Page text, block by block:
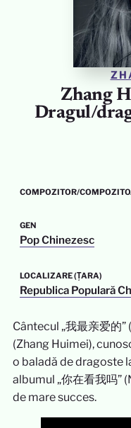
Zhang
Dragul/
COMPOZITOR/
GEN
Pop Chinezesc
LOCALIZARE (ȚARA)
Republica Populară
Cântecul „我最亲爱的”
(Zhang Huimei),
o baladă de dragoste
albumul „你在看我吗”
de mare succes.